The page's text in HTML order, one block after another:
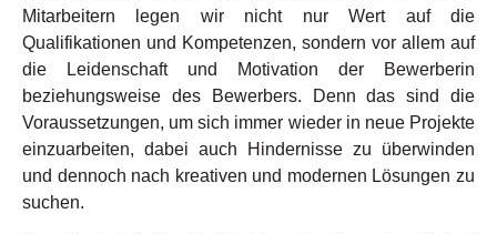
Mitarbeitern legen wir nicht nur Wert auf die
Qualifikationen und Kompetenzen, sondern vor allem auf
die Leidenschaft und Motivation der Bewerberin
beziehungsweise des Bewerbers. Denn das sind die
Voraussetzungen, um sich immer wieder in neue Projekte
einzuarbeiten, dabei auch Hindernisse zu überwinden
und dennoch nach kreativen und modernen Lösungen zu
suchen.